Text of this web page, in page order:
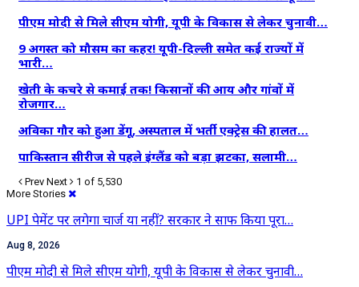
पीएम मोदी से मिले सीएम योगी, यूपी के विकास से लेकर चुनावी…
9 अगस्त को मौसम का कहर! यूपी-दिल्ली समेत कई राज्यों में
भारी…
खेती के कचरे से कमाई तक! किसानों की आय और गांवों में
रोजगार…
अविका गौर को हुआ डेंगू, अस्पताल में भर्ती एक्ट्रेस की हालत…
पाकिस्तान सीरीज से पहले इंग्लैंड को बड़ा झटका, सलामी…
Prev Next
1 of 5,530
More Stories
UPI पेमेंट पर लगेगा चार्ज या नहीं? सरकार ने साफ किया पूरा…
Aug 8, 2026
पीएम मोदी से मिले सीएम योगी, यूपी के विकास से लेकर चुनावी…